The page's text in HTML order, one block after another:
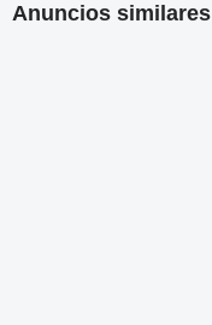
Anuncios similares